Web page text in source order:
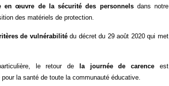
œuvre de la sécurité des personnelsdans notre
des matériels de protection.
de vulnérabilitédu décret du 29 août 2020 qui met
le retour de la journée de carence est
la santé de toute la communauté éducative.